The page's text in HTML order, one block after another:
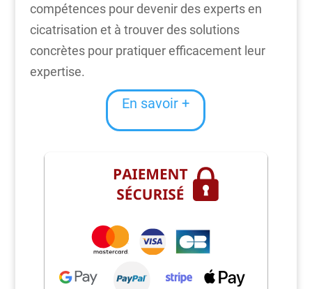
compétences pour devenir des experts en
cicatrisation et à trouver des solutions
concrètes pour pratiquer efficacement leur
expertise.
En savoir +